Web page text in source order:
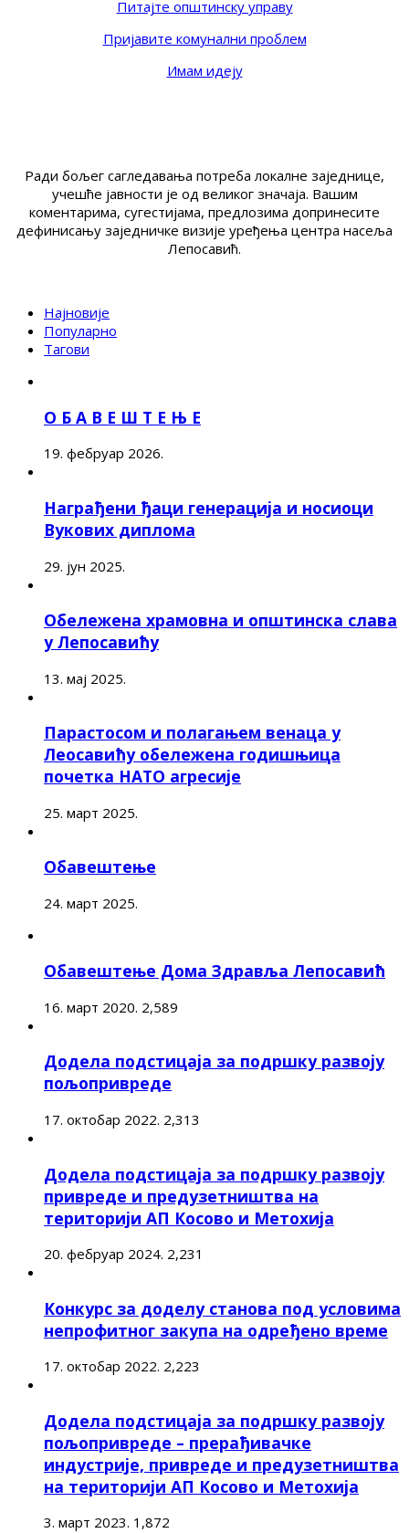
Питајте општинску управу
Пријавите комунални проблем
Имам идеју
Ради бољег сагледавања потреба локалне заједнице,
учешће јавности је од великог значаја. Вашим
коментарима, сугестијама, предлозима допринесите
дефинисању заједничке визије уређења центра насеља
Лепосавић.
Најновије
Популарно
Тагови
О Б А В Е Ш Т Е Њ Е
19. фебруар 2026.
Награђени ђаци генерација и носиоци
Вукових диплома
29. јун 2025.
Обележена храмовна и општинска слава
у Лепосавићу
13. мај 2025.
Парастосом и полагањем венаца у
Леосавићу обележена годишњица
почетка НАТО агресије
25. март 2025.
Обавештење
24. март 2025.
Обавештење Дома Здравља Лепосавић
16. март 2020. 2,589
Додела подстицаја за подршку развоју
пољопривреде
17. октобар 2022. 2,313
Додела подстицаја за подршку развоју
привреде и предузетништва на
територији АП Косово и Метохија
20. фебруар 2024. 2,231
Конкурс за доделу станова под условима
непрофитног закупа на одређено време
17. октобар 2022. 2,223
Додела подстицаја за подршку развоју
пољопривреде – прерађивачке
индустрије, привреде и предузетништва
на територији АП Косово и Метохија
3. март 2023. 1,872